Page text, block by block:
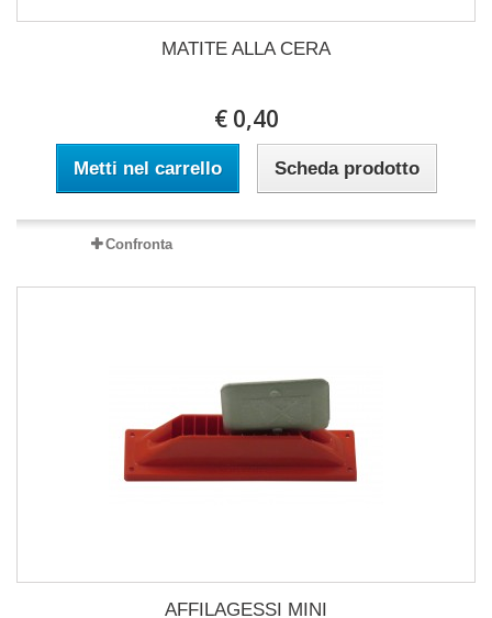
MATITE ALLA CERA
€ 0,40
Metti nel carrello Scheda prodotto
Confronta
AFFILAGESSI MINI